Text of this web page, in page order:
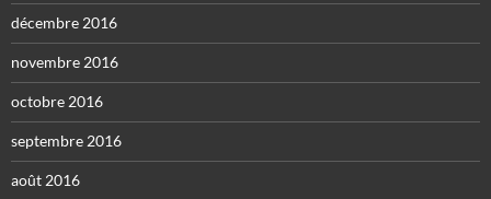
décembre 2016
novembre 2016
octobre 2016
septembre 2016
août 2016